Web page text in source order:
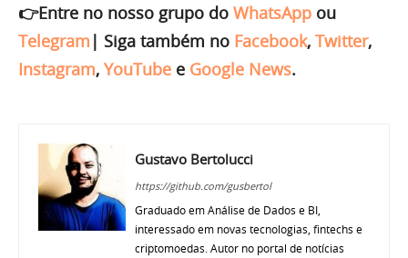
👉Entre no nosso grupo do WhatsApp ou
Telegram | Siga também no Facebook, Twitter,
Instagram, YouTube e Google News.
Gustavo Bertolucci
https://github.com/gusbertol
Graduado em Análise de Dados e BI,
interessado em novas tecnologias, fintechs e
criptomoedas. Autor no portal de notícias